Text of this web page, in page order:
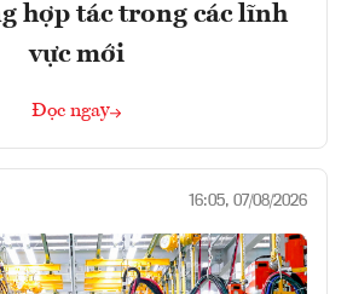
hợp tác trong các lĩnh
vực mới
Đọc ngay
16:05, 07/08/2026